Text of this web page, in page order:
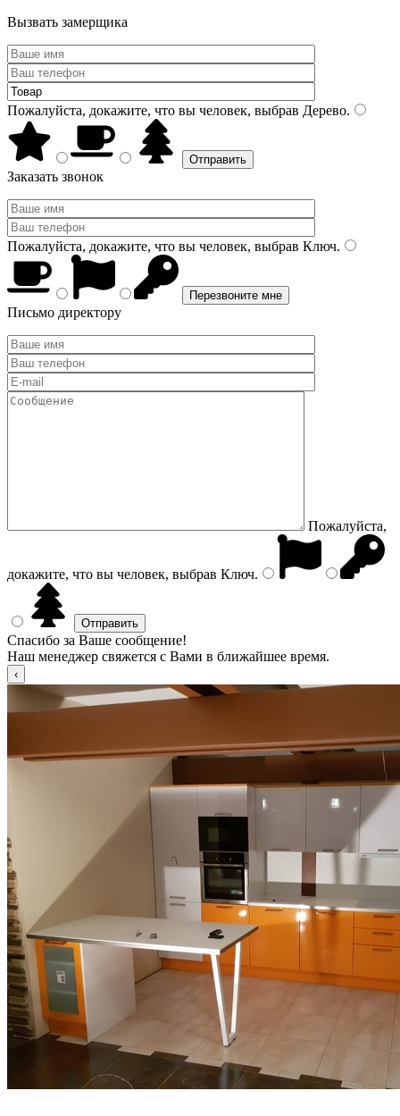
Вызвать замерщика
Пожалуйста, докажите, что вы человек, выбрав Дерево.
Заказать звонок
Пожалуйста, докажите, что вы человек, выбрав Ключ.
Письмо директору
Пожалуйста,
докажите, что вы человек, выбрав Ключ.
Спасибо за Ваше сообщение!
Наш менеджер свяжется с Вами в ближайшее время.